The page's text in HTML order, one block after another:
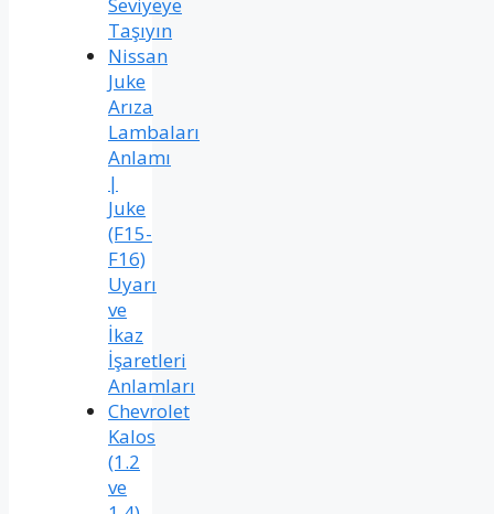
Taşıyın
Nissan
Juke
Arıza
Lambaları
Anlamı
|
Juke
(F15-
F16)
Uyarı
ve
İkaz
İşaretleri
Anlamları
Chevrolet
Kalos
(1.2
ve